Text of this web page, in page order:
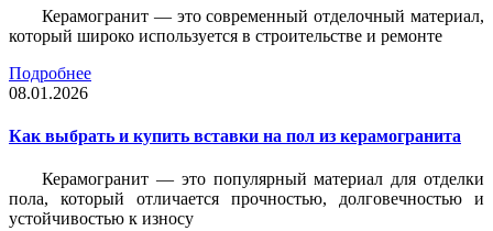
Керамогранит — это современный отделочный материал,
который широко используется в строительстве и ремонте
Подробнее
08.01.2026
Как выбрать и купить вставки на пол из керамогранита
Керамогранит — это популярный материал для отделки
пола, который отличается прочностью, долговечностью и
устойчивостью к износу